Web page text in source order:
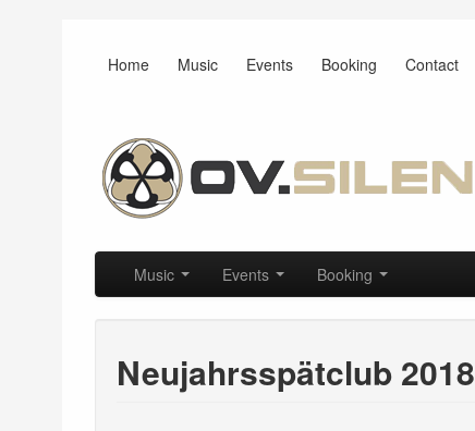
Home Music Events Booking Contact
Main menu
Music Events Booking
Neujahrsspätclub 2018